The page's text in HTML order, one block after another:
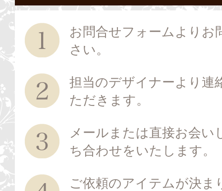
お問合せフォームよりお
さい。
担当のデザイナーより連
ただきます。
メールまたは直接お会い
ち合わせをいたします。
ご依頼のアイテムが決ま